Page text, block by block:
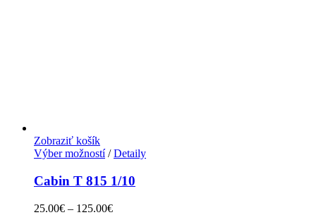
Zobraziť košík
Výber možností/ Detaily
Cabin T 815 1/10
25.00€ – 125.00€